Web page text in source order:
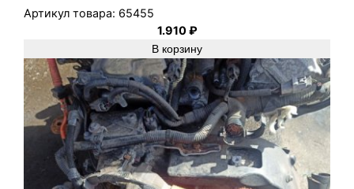
е
н
,
З
а
Артикул товара: 65455
1.910₽
В корзину